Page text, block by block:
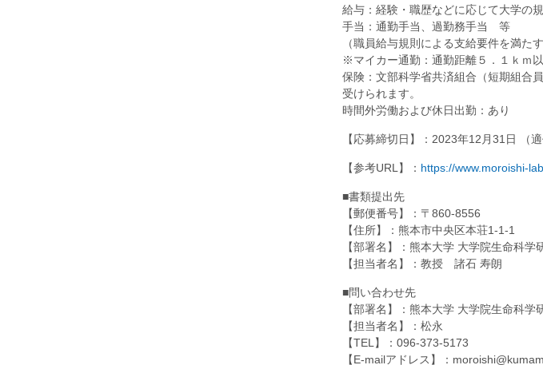
給与：経験・職歴などに応じて大学の
手当：通勤手当、過勤務手当 等
（職員給与規則による支給要件を満た
※マイカー通勤：通勤距離５．１ｋｍ
保険：文部科学省共済組合（短期組合
受けられます。
時間外労働および休日出勤：あり
【応募締切日】：2023年12月31日 （
【参考URL】： https://www.moroishi-
■書類提出先
【郵便番号】：〒860-8556
【住所】：熊本市中央区本荘1-1-1
【部署名】：熊本大学 大学院生命科
【担当者名】：教授 諸石 寿朗
■問い合わせ先
【部署名】：熊本大学 大学院生命科
【担当者名】：松永
【TEL】：096-373-5173
【E-mailアドレス】：